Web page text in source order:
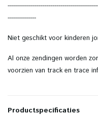
--------------
Niet geschikt voor kinderen
Al onze zendingen worden
voorzien van track en trace
Productspecificaties